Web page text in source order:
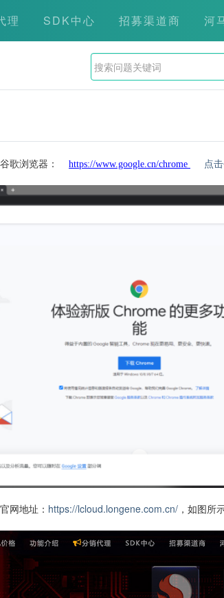
理 SDK中心 招募渠道商 河
谷歌浏览器： https://www.google.cn/chrome 点
网地址： https://lcloud.longene.com.cn/ ，如图所